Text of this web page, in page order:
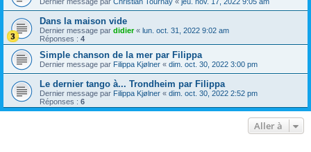
Dans la maison vide
Dernier message par didier« lun. oct. 31, 2022 9:02 am
Réponses : 4
Simple chanson de la mer par Filippa
Dernier message par Filippa Kjølner « dim. oct. 30, 2022 3:00 pm
Le dernier tango à... Trondheim par Filippa
Dernier message par Filippa Kjølner « dim. oct. 30, 2022 2:52 pm
Réponses : 6
Aller à